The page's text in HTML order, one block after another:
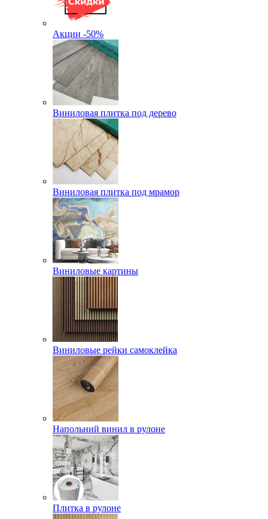
Акции -50%
Виниловая плитка под дерево
Виниловая плитка под мрамор
Виниловые картины
Виниловые рейки самоклейка
Напольний винил в рулоне
Плитка в рулоне